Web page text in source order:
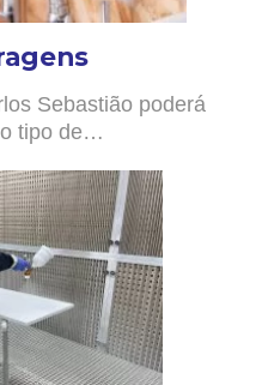
Sebastião poderá
tipo de…